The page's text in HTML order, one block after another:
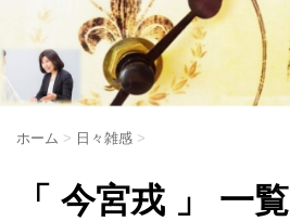
ホーム > 日々雑感 >
「 今宮戎 」 一覧